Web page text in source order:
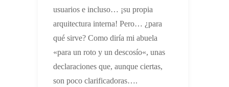
usuarios e incluso… ¡su propia
arquitectura interna! Pero… ¿para
qué sirve? Como diría mi abuela
«para un roto y un descosío«, unas
declaraciones que, aunque ciertas,
son poco clarificadoras….